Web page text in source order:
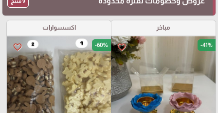
مباخر
favorite_border -41%
اكسسوارات
favorite_border -60%